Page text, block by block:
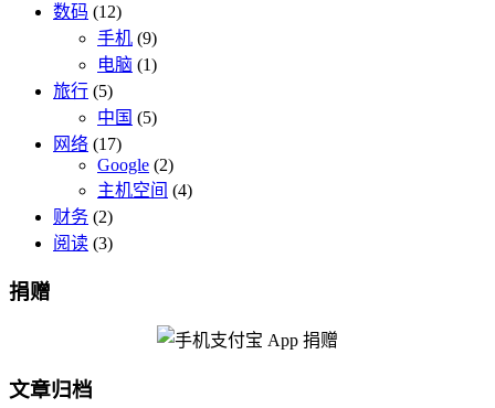
数码 (12)
手机 (9)
电脑 (1)
旅行 (5)
中国 (5)
网络 (17)
Google (2)
主机空间 (4)
财务 (2)
阅读 (3)
捐赠
文章归档